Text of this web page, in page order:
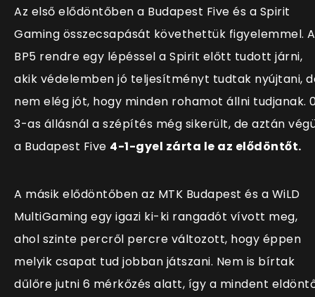
Az első elődöntőben a Budapest Five és a Spirit
Gaming összecsapását követhettük figyelemmel. A
BP5 rendre egy lépéssel a Spirit előtt tudott járni,
akik védelemben jó teljesítményt tudtak nyújtani,
nem elég jót, hogy minden rohamot állni tudjanak.
3-as állásnál a szépítés még sikerült, de aztán
a Budapest Five 4-1-gyel zárta le az elődöntőt.
A másik elődöntőben az MTK Budapest és a WiLD
MultiGaming egy igazi ki-ki rangadót vívott meg,
ahol szinte percről percre változott, hogy éppen
melyik csapat tud jobban játszani. Nem is bírtak
dűlőre jutni 6 mérkőzés alatt, így a mindent